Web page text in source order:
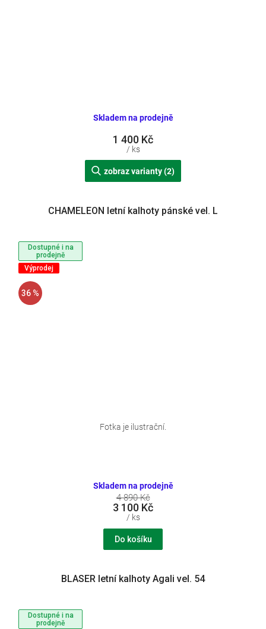
Skladem na prodejně
1 400 Kč
/ ks
zobraz varianty (2)
Dostupné i na
prodejně
Výprodej
36 %
CHAMELEON letní kalhoty pánské vel. L
Skladem na prodejně
4 890 Kč
3 100 Kč
/ ks
Do košíku
Fotka je ilustrační.
Dostupné i na
prodejně
BLASER letní kalhoty Agali vel. 54